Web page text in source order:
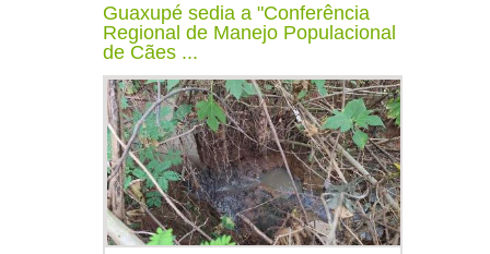
Guaxupé sedia a "Conferência
Regional de Manejo Populacional
de Cães ...